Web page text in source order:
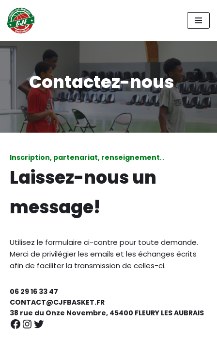
Aller
contenu
Contactez-nous
Inscription, partenariat, renseignement…
Laissez-nous un
message!
Utilisez le formulaire ci-contre pour toute demande.
Merci de privilégier les emails et les échanges écrits
afin de faciliter la transmission de celles-ci.
06 29 16 33 47
CONTACT@CJFBASKET.FR
38 rue du Onze Novembre, 45400 FLEURY LES AUBRAIS